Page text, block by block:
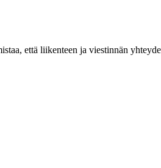
että liikenteen ja viestinnän